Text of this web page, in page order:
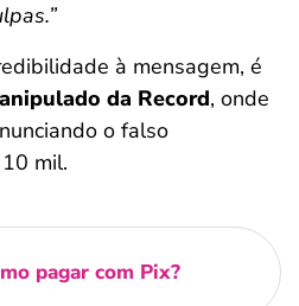
à mensagem, é
da Record, onde
o falso
mil.
pagar com Pix?